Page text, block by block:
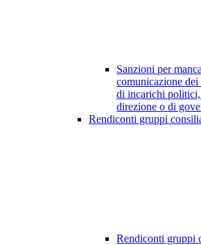
Sanzioni per
comunicazione
di incarichi
direzione o di
Rendiconti gruppi
Rendiconti gruppi